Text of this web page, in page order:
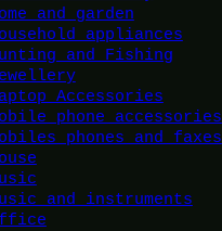
and garden
appliances
and Fishing
Accessories
phone accessories
phones and faxes
and instruments